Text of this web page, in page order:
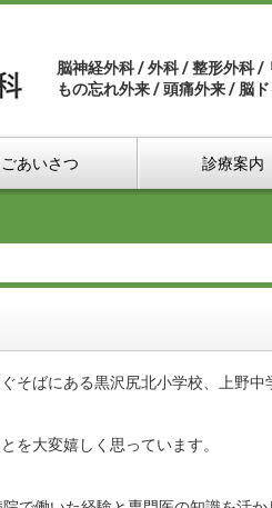
脳神経外科 / 外科 / 整形外科 /
もの忘れ外来 / 頭痛外来 / 脳
ごあいさつ 診療案内
そばにある黒沢尻北小学校、上野
を大変嬉しく思っています。